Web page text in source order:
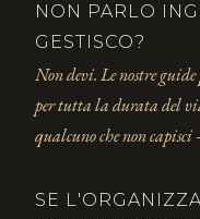
NON PARLO
GESTISCO?
Non devi. Le nostre
per tutta la durata del
qualcuno che non
SE